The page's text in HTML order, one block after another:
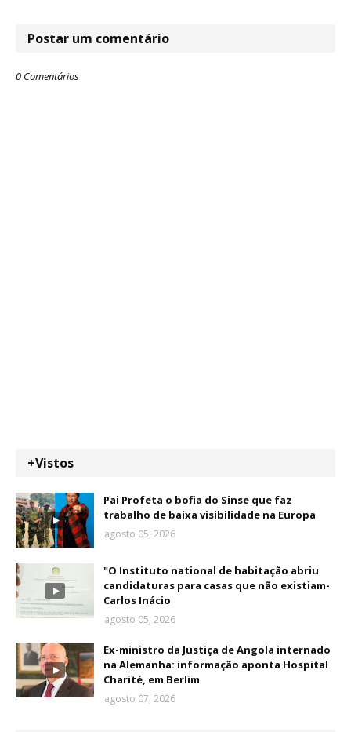
Postar um comentário
0 Comentários
+Vistos
Pai Profeta o bofia do Sinse que faz
trabalho de baixa visibilidade na Europa
agosto 05, 2026
"O Instituto national de habitação abriu
candidaturas para casas que não existiam-
Carlos Inácio
agosto 05, 2026
Ex-ministro da Justiça de Angola internado
na Alemanha: informação aponta Hospital
Charité, em Berlim
agosto 07, 2026